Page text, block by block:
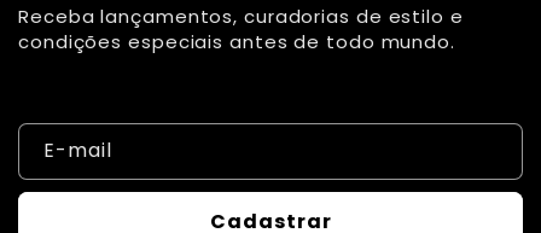
Receba lançamentos, curadorias de estilo e
condições especiais antes de todo mundo.
E-mail
Cadastrar